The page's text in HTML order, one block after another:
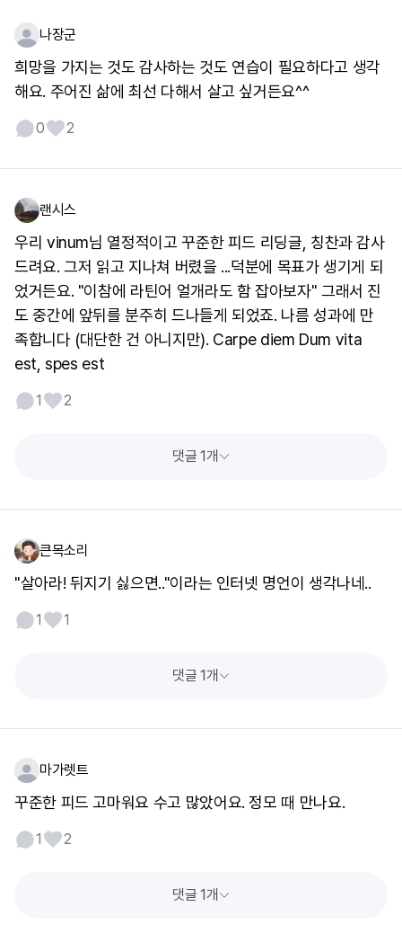
나장군
희망을 가지는 것도 감사하는 것도 연습이 필요하다고 생각
해요. 주어진 삶에 최선 다해서 살고 싶거든요^^
0 2
랜시스
우리 vinum님 열정적이고 꾸준한 피드 리딩글, 칭찬과 감사
드려요. 그저 읽고 지나쳐 버렸을 ...덕분에 목표가 생기게 되
었거든요. "이참에 라틴어 얼개라도 함 잡아보자" 그래서 진
도 중간에 앞뒤를 분주히 드나들게 되었죠. 나름 성과에 만
족합니다 (대단한 건 아니지만). Carpe diem Dum vita
est, spes est
1 2
댓글 1개
큰목소리
"살아라! 뒤지기 싫으면.."이라는 인터넷 명언이 생각나네..
1 1
댓글 1개
마가렛트
꾸준한 피드 고마워요 수고 많았어요. 정모 때 만나요.
1 2
댓글 1개